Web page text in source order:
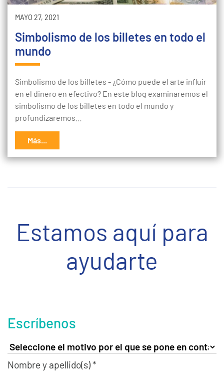
MAYO 27, 2021
Simbolismo de los billetes en todo el
mundo
Simbolismo de los billetes - ¿Cómo puede el arte influir
en el dinero en efectivo? En este blog examinaremos el
simbolismo de los billetes en todo el mundo y
profundizaremos…
Más...
Estamos aquí para
ayudarte
Escríbenos
Nombre y apellido(s) *